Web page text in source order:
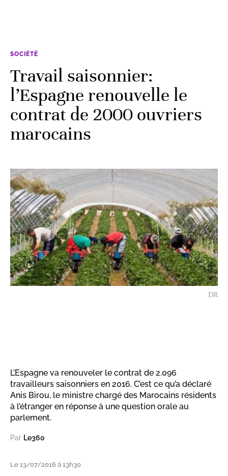
SOCIÉTÉ
Travail saisonnier:
l’Espagne renouvelle le
contrat de 2000 ouvriers
marocains
DR
L’Espagne va renouveler le contrat de 2.096
travailleurs saisonniers en 2016. C’est ce qu’a déclaré
Anis Birou, le ministre chargé des Marocains résidents
à l’étranger en réponse à une question orale au
parlement.
Par Le360
Le 13/07/2016 à 13h30